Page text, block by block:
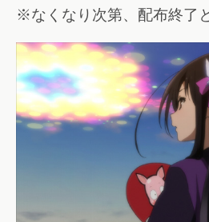
※なくなり次第、配布終了